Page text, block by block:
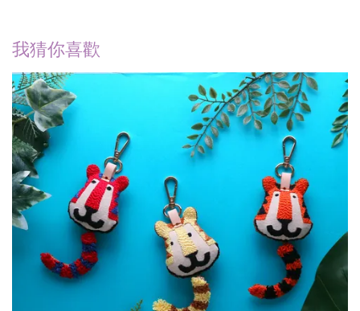
我猜你喜歡